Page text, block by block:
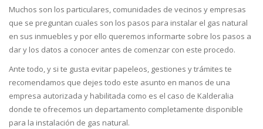
Muchos son los particulares, comunidades de vecinos y empresas
que se preguntan cuales son los pasos para instalar el gas natural
en sus inmuebles y por ello queremos informarte sobre los pasos a
dar y los datos a conocer antes de comenzar con este procedo.
Ante todo, y si te gusta evitar papeleos, gestiones y trámites te
recomendamos que dejes todo este asunto en manos de una
empresa autorizada y habilitada como es el caso de Kalderalia
donde te ofrecemos un departamento completamente disponible
para la instalación de gas natural.